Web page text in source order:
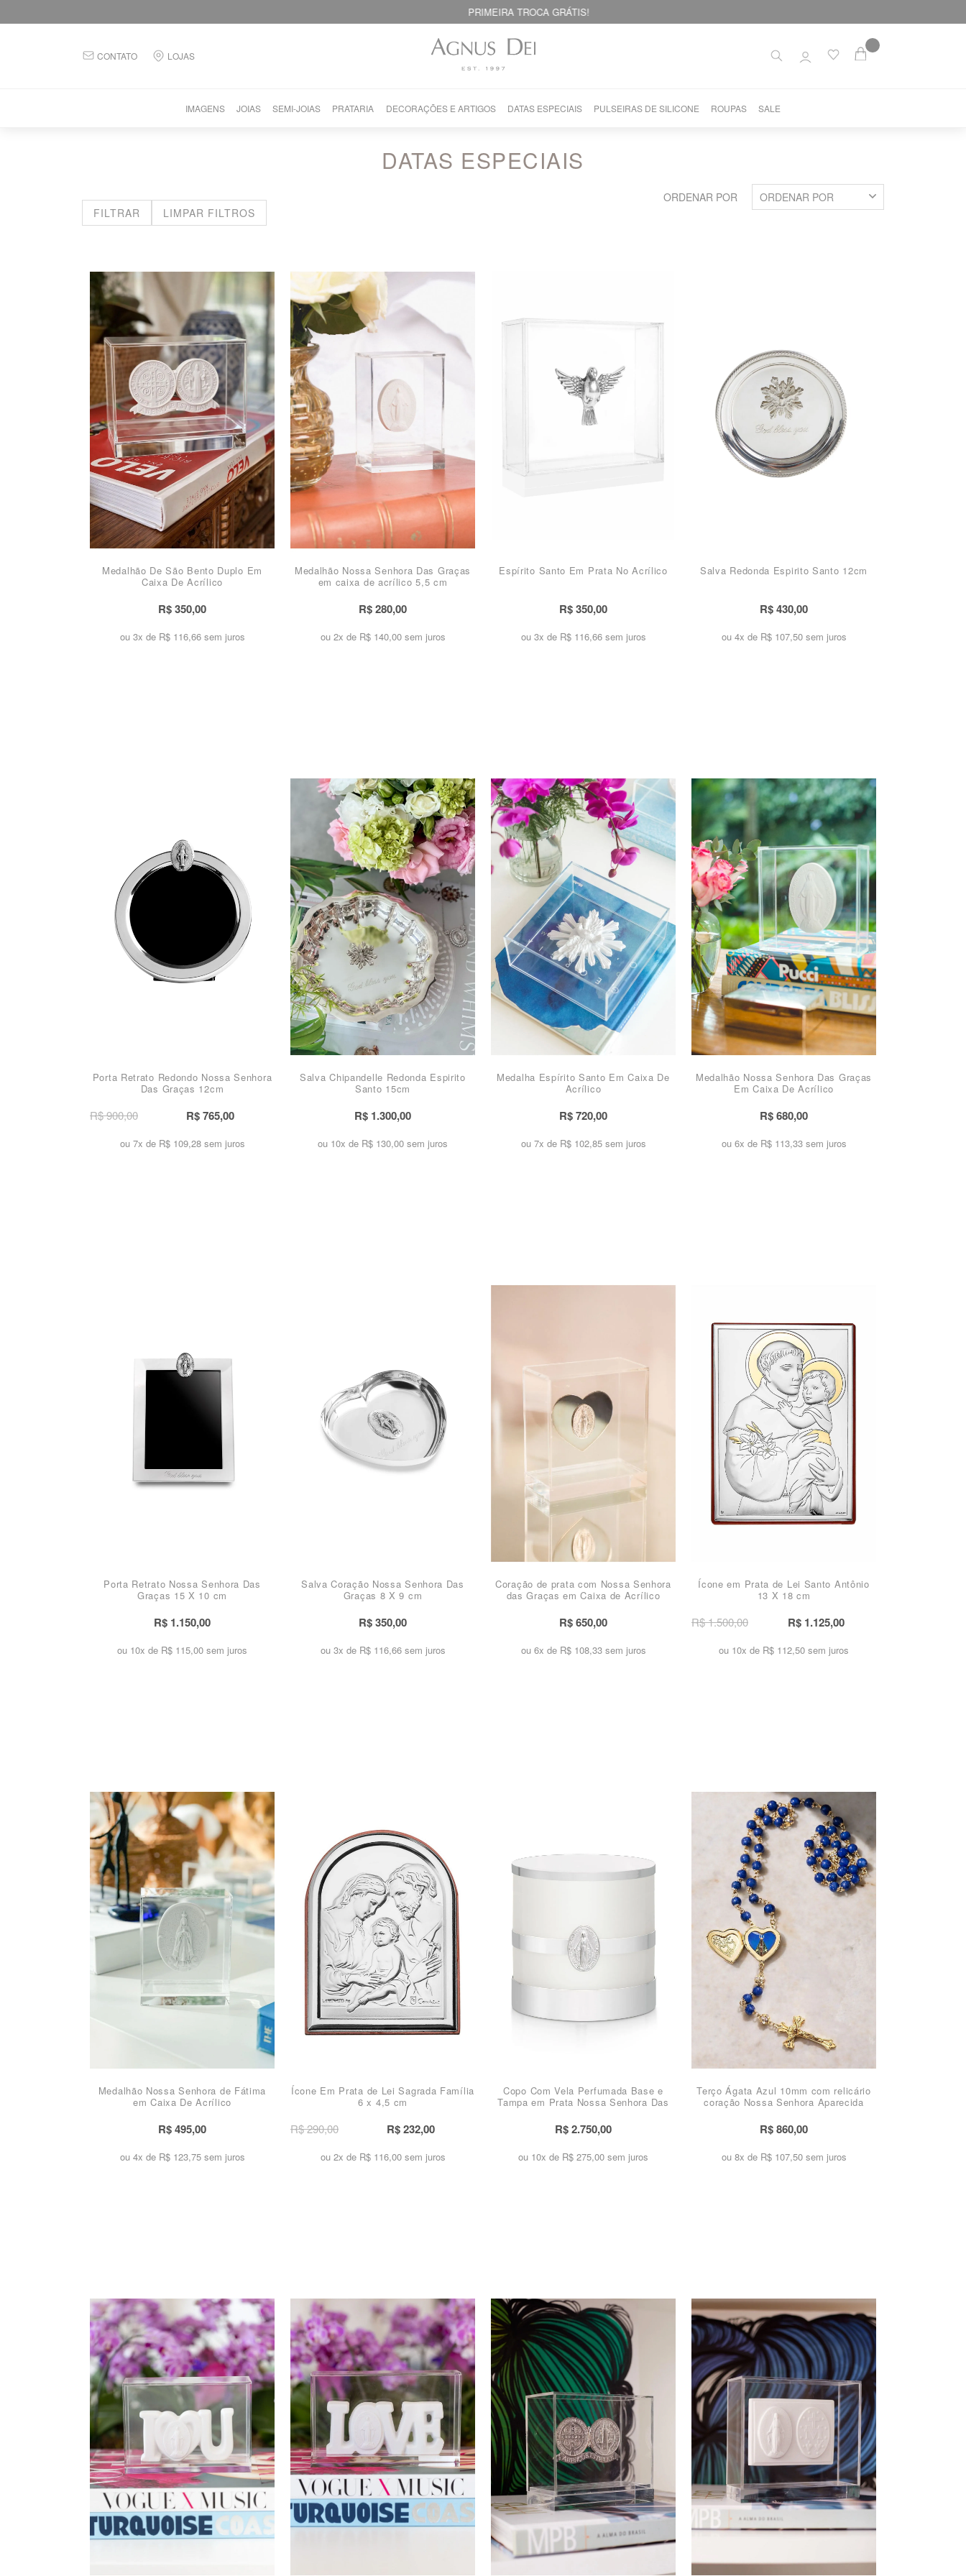
PRIMEIRA TROCA GRÁTIS!
CONTATO LOJAS
IMAGENS JOIAS SEMI-JOIAS PRATARIA DECORAÇÕES E ARTIGOS DATAS ESPECIAIS PULSEIRAS DE SILICONE ROUPAS SALE
DATAS ESPECIAIS
FILTRAR LIMPAR FILTROS
ORDENAR POR
Medalhão De São Bento Duplo Em
Caixa De Acrílico
R$ 350,00
ou 3x de R$ 116,66 sem juros
Medalhão Nossa Senhora Das Graças
em caixa de acrílico 5,5 cm
R$ 280,00
ou 2x de R$ 140,00 sem juros
Espírito Santo Em Prata No Acrílico
R$ 350,00
ou 3x de R$ 116,66 sem juros
Salva Redonda Espirito Santo 12cm
R$ 430,00
ou 4x de R$ 107,50 sem juros
Porta Retrato Redondo Nossa Senhora
Das Graças 12cm
R$ 900,00 R$ 765,00
ou 7x de R$ 109,28 sem juros
Salva Chipandelle Redonda Espirito
Santo 15cm
R$ 1.300,00
ou 10x de R$ 130,00 sem juros
Medalha Espírito Santo Em Caixa De
Acrílico
R$ 720,00
ou 7x de R$ 102,85 sem juros
Medalhão Nossa Senhora Das Graças
Em Caixa De Acrílico
R$ 680,00
ou 6x de R$ 113,33 sem juros
Porta Retrato Nossa Senhora Das
Graças 15 X 10 cm
R$ 1.150,00
ou 10x de R$ 115,00 sem juros
Salva Coração Nossa Senhora Das
Graças 8 X 9 cm
R$ 350,00
ou 3x de R$ 116,66 sem juros
Coração de prata com Nossa Senhora
das Graças em Caixa de Acrílico
R$ 650,00
ou 6x de R$ 108,33 sem juros
Ícone em Prata de Lei Santo Antônio
13 X 18 cm
R$ 1.500,00 R$ 1.125,00
ou 10x de R$ 112,50 sem juros
Medalhão Nossa Senhora de Fátima
em Caixa De Acrílico
R$ 495,00
ou 4x de R$ 123,75 sem juros
Ícone Em Prata de Lei Sagrada Família
6 x 4,5 cm
R$ 290,00 R$ 232,00
ou 2x de R$ 116,00 sem juros
Copo Com Vela Perfumada Base e
Tampa em Prata Nossa Senhora Das
R$ 2.750,00
ou 10x de R$ 275,00 sem juros
Terço Ágata Azul 10mm com relicário
coração Nossa Senhora Aparecida
R$ 860,00
ou 8x de R$ 107,50 sem juros